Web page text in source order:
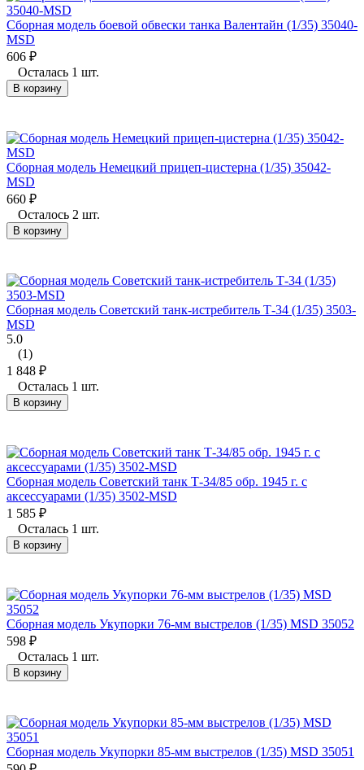
Сборная модель боевой обвески танка Валентайн (1/35) 35040-
MSD
606 ₽
Осталась 1 шт.
В корзину
Сборная модель Немецкий прицеп-цистерна (1/35) 35042-
MSD
660 ₽
Осталось 2 шт.
В корзину
Сборная модель Советский танк-истребитель Т-34 (1/35) 3503-
MSD
5.0
(1)
1 848 ₽
Осталась 1 шт.
В корзину
Сборная модель Советский танк Т-34/85 обр. 1945 г. с
аксессуарами (1/35) 3502-MSD
1 585 ₽
Осталась 1 шт.
В корзину
Сборная модель Укупорки 76-мм выстрелов (1/35) MSD 35052
598 ₽
Осталась 1 шт.
В корзину
Сборная модель Укупорки 85-мм выстрелов (1/35) MSD 35051